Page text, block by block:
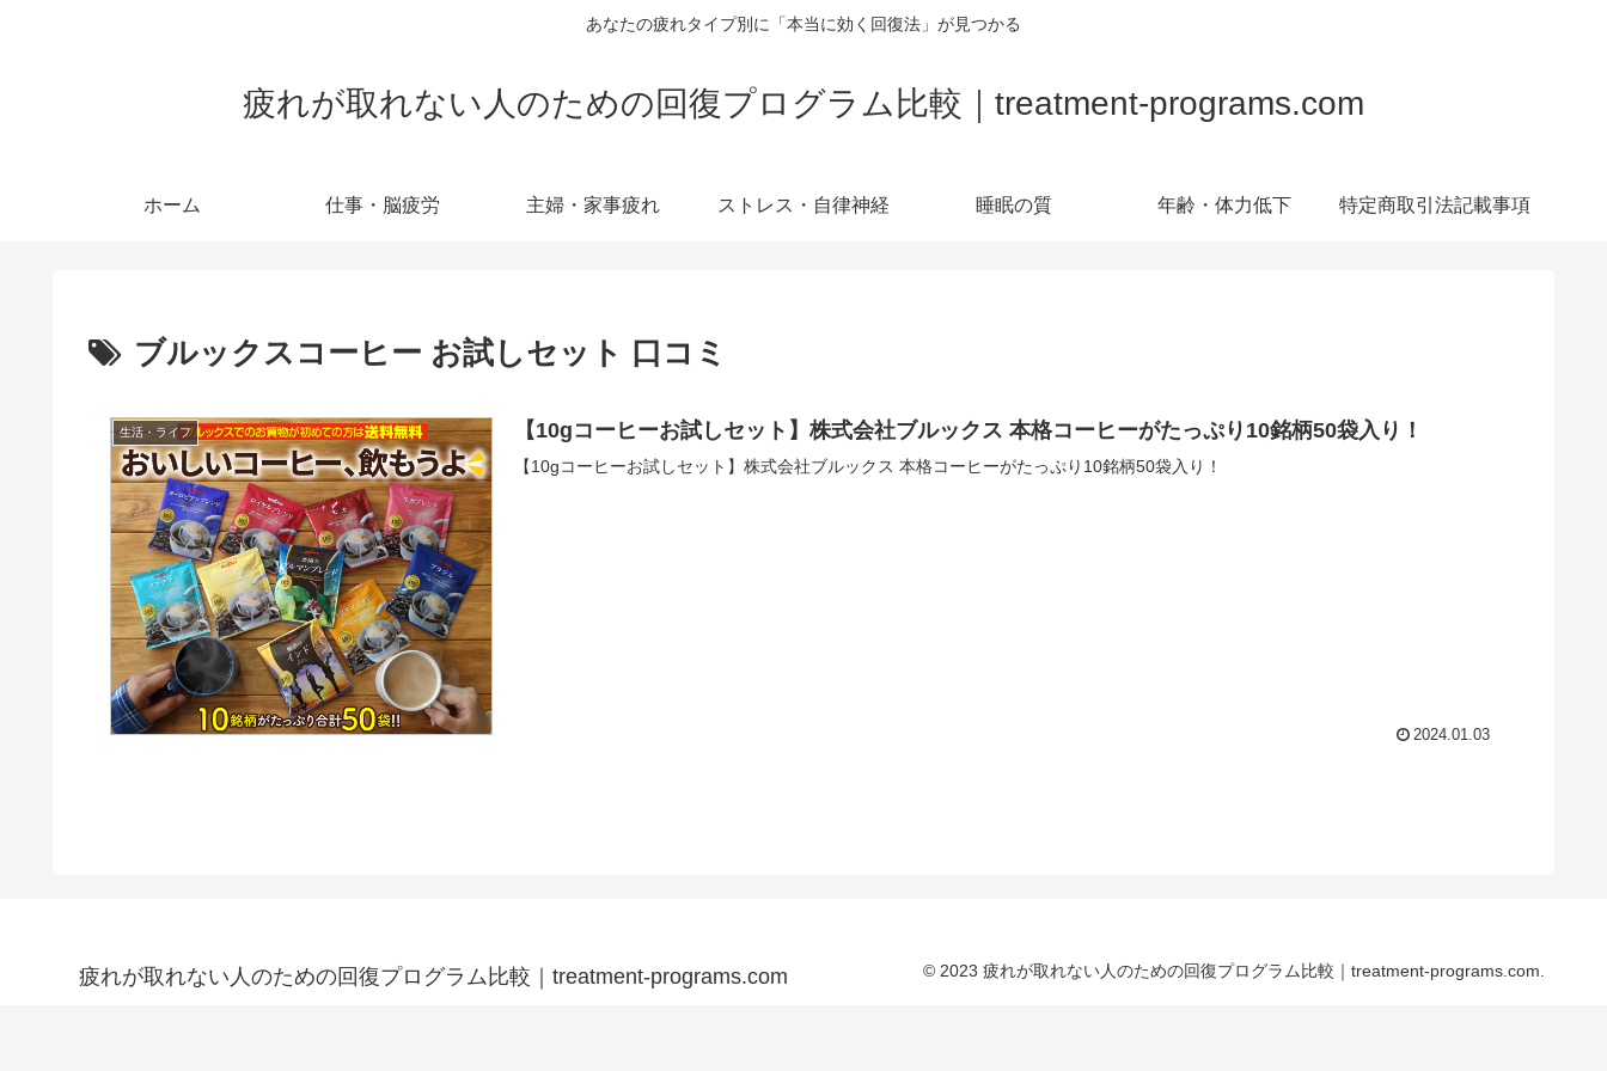
あなたの疲れタイプ別に「本当に効く回復法」が見つかる
疲れが取れない人のための回復プログラム比較｜treatment-programs.com
ホーム 仕事・脳疲労 主婦・家事疲れ ストレス・自律神経 睡眠の質 年齢・体力低下 特定商取引法記載事項
ブルックスコーヒー お試しセット 口コミ
生活・ライフ 【10gコーヒーお試しセット】株式会社ブルックス 本格コーヒーがたっぷり10銘柄50袋入り！
【10gコーヒーお試しセット】株式会社ブルックス 本格コーヒーがたっぷり10銘柄50袋入り！
2024.01.03
疲れが取れない人のための回復プログラム比較｜treatment-programs.com © 2023 疲れが取れない人のための回復プログラム比較｜treatment-programs.com.